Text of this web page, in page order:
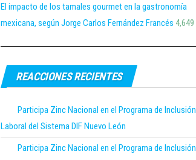
El impacto de los tamales gourmet en la gastronomía
mexicana, según Jorge Carlos Fernández Francés 4,649
REACCIONES RECIENTES
Participa Zinc Nacional en el Programa de Inclusión
Laboral del Sistema DIF Nuevo León
Participa Zinc Nacional en el Programa de Inclusión